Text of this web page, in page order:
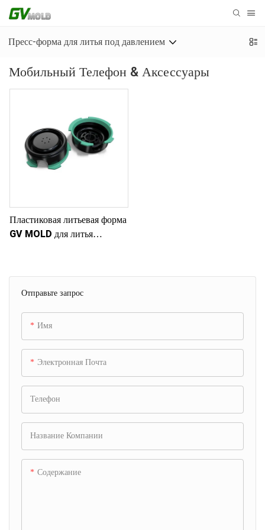
Пресс-форма для литья под давлением
Мобильный Телефон & Аксессуары
Отправьте запрос
Имя
Электронная Почта
Телефон
Название Компании
Содержание
Пластиковая литьевая форма
GV MOLD для литья